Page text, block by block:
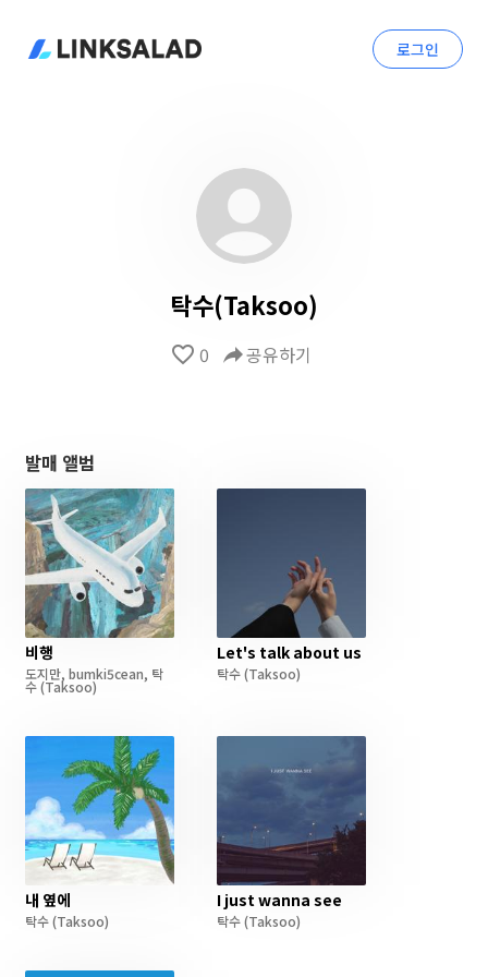
로그인
탁수(Taksoo)
favorite_border 0 reply공유하기
발매 앨범
비행
도지만, bumki5cean, 탁
수(Taksoo)
Let's talk about us
탁수(Taksoo)
내 옆에
탁수(Taksoo)
I just wanna see
탁수(Taksoo)